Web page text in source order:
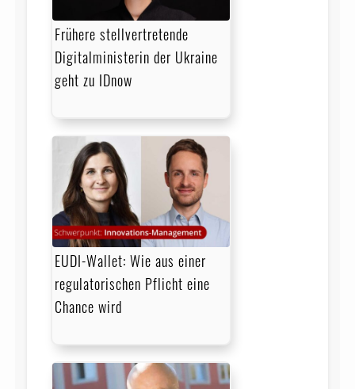
Frühere stellvertretende
Digitalministerin der Ukraine
geht zu IDnow
EUDI-Wallet: Wie aus einer
regulatorischen Pflicht eine
Chance wird